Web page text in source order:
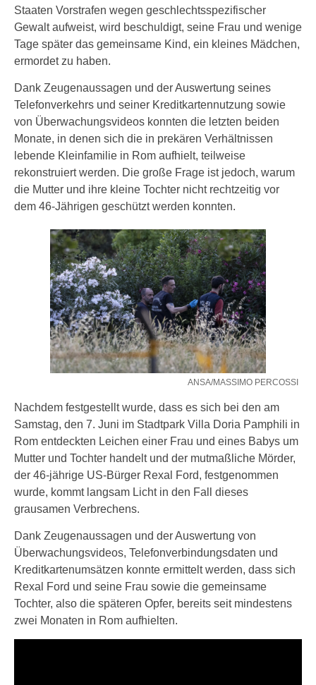
Staaten Vorstrafen wegen geschlechtsspezifischer
Gewalt aufweist, wird beschuldigt, seine Frau und wenige
Tage später das gemeinsame Kind, ein kleines Mädchen,
ermordet zu haben.
Dank Zeugenaussagen und der Auswertung seines
Telefonverkehrs und seiner Kreditkartennutzung sowie
von Überwachungsvideos konnten die letzten beiden
Monate, in denen sich die in prekären Verhältnissen
lebende Kleinfamilie in Rom aufhielt, teilweise
rekonstruiert werden. Die große Frage ist jedoch, warum
die Mutter und ihre kleine Tochter nicht rechtzeitig vor
dem 46-Jährigen geschützt werden konnten.
ANSA/MASSIMO PERCOSSI
Nachdem festgestellt wurde, dass es sich bei den am
Samstag, den 7. Juni im Stadtpark Villa Doria Pamphili in
Rom entdeckten Leichen einer Frau und eines Babys um
Mutter und Tochter handelt und der mutmaßliche Mörder,
der 46-jährige US-Bürger Rexal Ford, festgenommen
wurde, kommt langsam Licht in den Fall dieses
grausamen Verbrechens.
Dank Zeugenaussagen und der Auswertung von
Überwachungsvideos, Telefonverbindungsdaten und
Kreditkartenumsätzen konnte ermittelt werden, dass sich
Rexal Ford und seine Frau sowie die gemeinsame
Tochter, also die späteren Opfer, bereits seit mindestens
zwei Monaten in Rom aufhielten.